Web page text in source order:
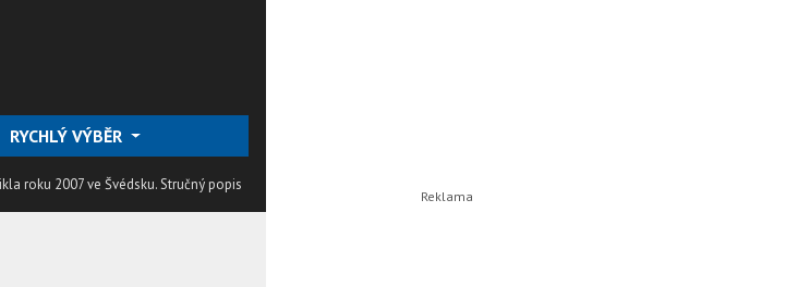
RYCHLÝ VÝBĚR
roku 2007 ve Švédsku.Stručný popis